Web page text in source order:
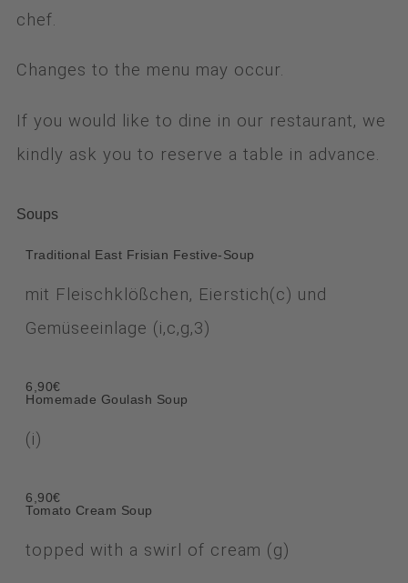
chef.
Changes to the menu may occur.
If you would like to dine in our restaurant, we
kindly ask you to reserve a table in advance.
Soups
Traditional East Frisian Festive-Soup
mit Fleischklößchen, Eierstich(c) und
Gemüseeinlage (i,c,g,3)
6,90€
Homemade Goulash Soup
(i)
6,90€
Tomato Cream Soup
topped with a swirl of cream (g)